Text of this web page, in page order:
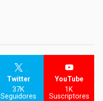
Twitter
37K
Seguidores
YouTube
1K
Suscriptores